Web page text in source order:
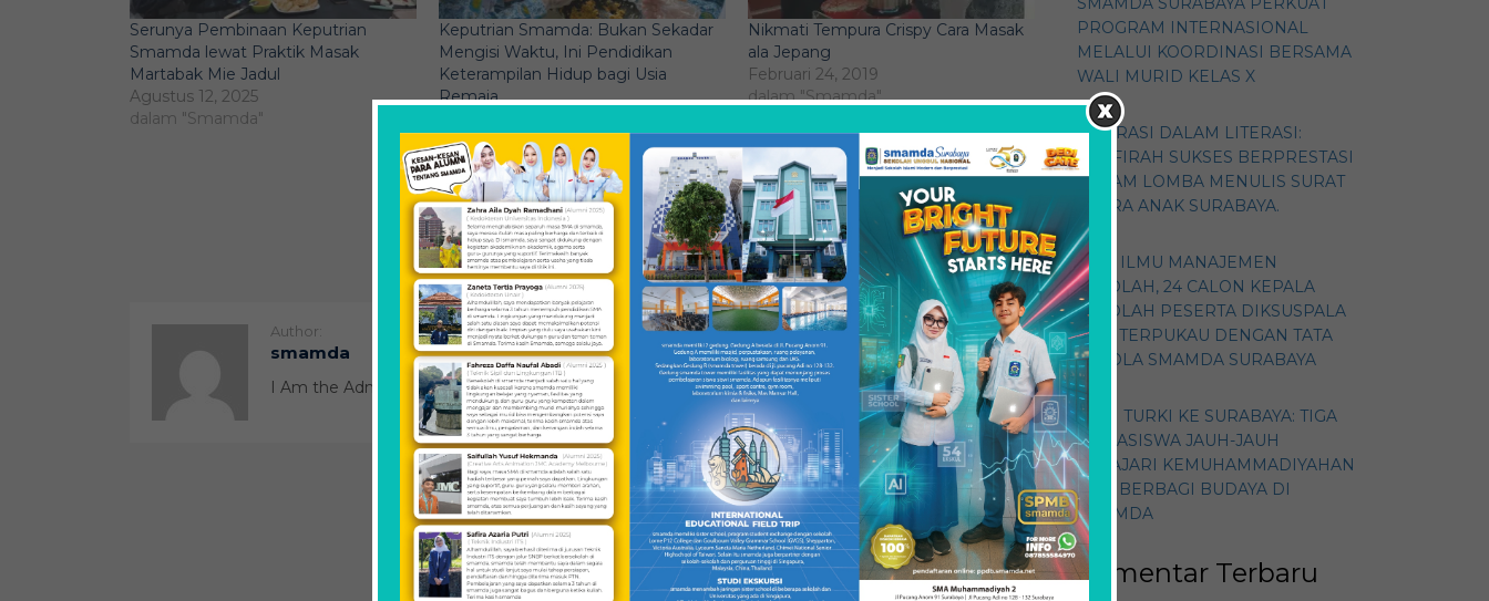
Serunya Pembinaan Keputrian
Smamda lewat Praktik Masak
Martabak Mie Jadul
Agustus 12, 2025
dalam "Smamda"
Keputrian Smamda: Bukan Sekadar
Mengisi Waktu, Ini Pendidikan
Keterampilan Hidup bagi Usia
Remaja
dalam "Smamda"
Nikmati Tempura Crispy Cara Masak
ala Jepang
Februari 24, 2019
dalam "Smamda"
SHARE
Author:
smamda
I Am the Admin
PROGRAM INTERNASIONAL
MELALUI KOORDINASI BERSAMA
WALI MURID KELAS X
ASPIRASI DALAM LITERASI:
ZHAFIRAH SUKSES BERPRESTASI
DALAM LOMBA MENULIS SURAT
SUARA ANAK SURABAYA.
GALI ILMU MANAJEMEN
SEKOLAH, 24 CALON KEPALA
SEKOLAH PESERTA DIKSUSPALA
2026 TERPUKAU DENGAN TATA
KELOLA SMAMDA SURABAYA
DARI TURKI KE SURABAYA: TIGA
MAHASISWA JAUH-JAUH
PELAJARI KEMUHAMMADIYAHAN
DAN BERBAGI BUDAYA DI
SMAMDA
Komentar Terbaru